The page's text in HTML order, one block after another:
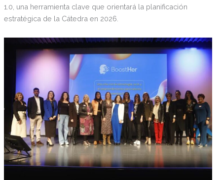
1.0, una herramienta clave que orientará la planificación
estratégica de la Cátedra en 2026.